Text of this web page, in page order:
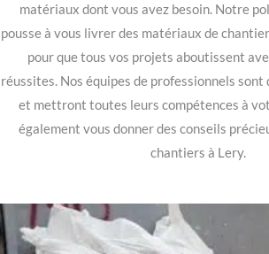
matériaux dont vous avez besoin. Notre
pousse à vous livrer des matériaux de
pour que tous vos projets aboutissent
réussites. Nos équipes de professionnels sont
et mettront toutes leurs compétences à
également vous donner des conseils
chantiers à Lery.